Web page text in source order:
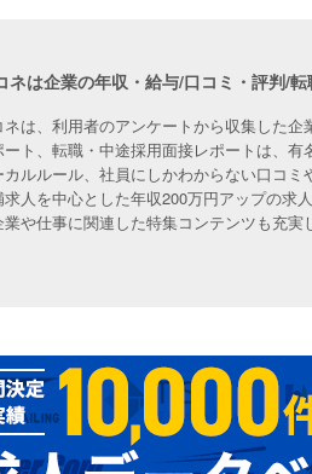
ネは企業の年収・給与/口コミ・評判/
ネは、利用者のアンケートから収集した
ト、転職・中途採用面接レポートは、
ルルール、社員にしかわからない口コミ
人を中心とした年収200万円アップの求
業や仕事に関連した特集コンテンツも充